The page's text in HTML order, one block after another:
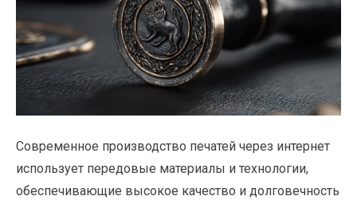
Современное производство печатей через интернет
использует передовые материалы и технологии,
обеспечивающие высокое качество и долговечность